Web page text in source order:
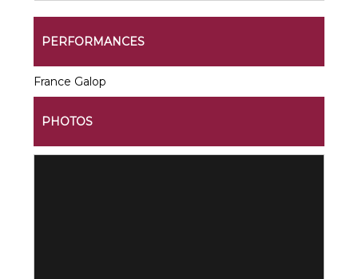
PERFORMANCES
France Galop
PHOTOS